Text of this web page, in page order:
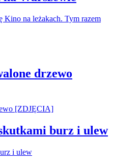
drzewo
burz i ulew